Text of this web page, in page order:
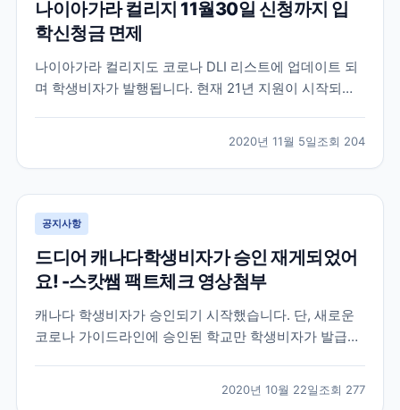
나이아가라 컬리지 11월30일 신청까지 입
학신청금 면제
나이아가라 컬리지도 코로나 DLI 리스트에 업데이트 되
며 학생비자가 발행됩니다. 현재 21년 지원이 시작되었
2020년 11월 5일조회 204
공지사항
드디어 캐나다학생비자가 승인 재게되었어
요! -스캇쌤 팩트체크 영상첨부
캐나다 학생비자가 승인되기 시작했습니다. 단, 새로운
코로나 가이드라인에 승인된 학교만 학생비자가 발급됩
2020년 10월 22일조회 277